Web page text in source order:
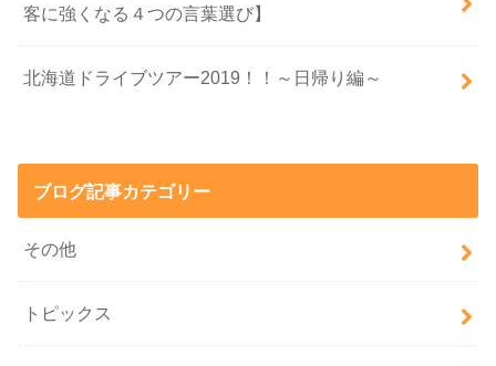
客に強くなる４つの言葉選び】
北海道ドライブツアー2019！！～日帰り編～
ブログ記事カテゴリー
その他
トピックス